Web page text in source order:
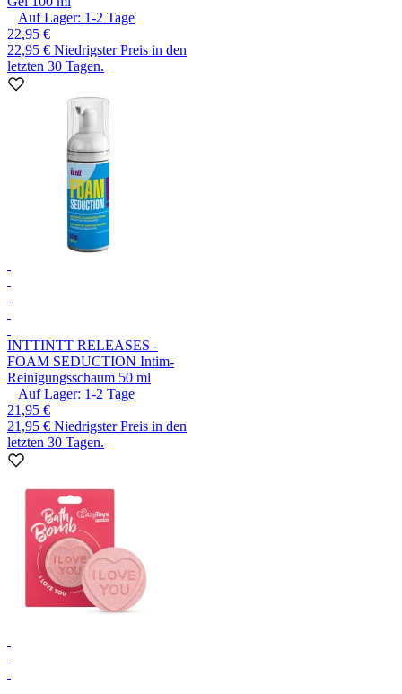
Auf Lager: 1-2 Tage
22,95 €
22,95 € Niedrigster Preis in den
letzten 30 Tagen.
INTTINTT RELEASES -
FOAM SEDUCTION Intim-
Reinigungsschaum 50 ml
Auf Lager: 1-2 Tage
21,95 €
21,95 € Niedrigster Preis in den
letzten 30 Tagen.